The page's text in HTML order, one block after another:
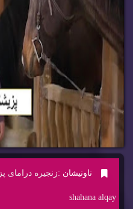
ناونیشان :
shahana alqay